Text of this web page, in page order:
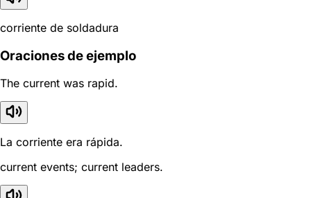
corriente de soldadura
Oraciones de ejemplo
The current was rapid.
La corriente era rápida.
current events; current leaders.